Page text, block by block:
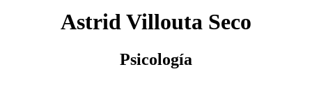
Astrid Villouta Seco
Psicología